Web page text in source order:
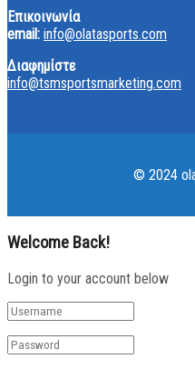
Επικοινωνία
email: info@olatasports.com
Διαφημίστε
info@tsmsportsmarketing.com
© 2024
Welcome Back!
Login to your account below